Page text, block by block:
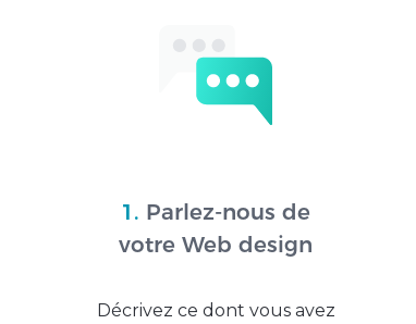
1. Parlez-nous de
votre Web design
Décrivez ce dont vous avez